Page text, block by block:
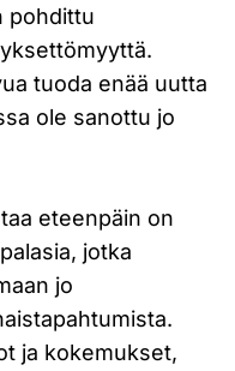
pohdittu
tuoda enää uutta
ole sanottu jo
eteenpäin on
jotka
jo
ja kokemukset,